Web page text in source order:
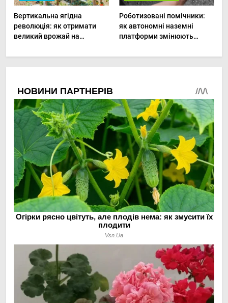
Вертикальна ягідна
революція: як отримати
великий врожай на
Роботизовані помічники:
як автономні наземні
платформи змінюють
овочами